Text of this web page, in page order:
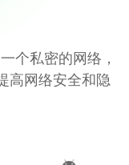
个私密的网络，
高网络安全和隐